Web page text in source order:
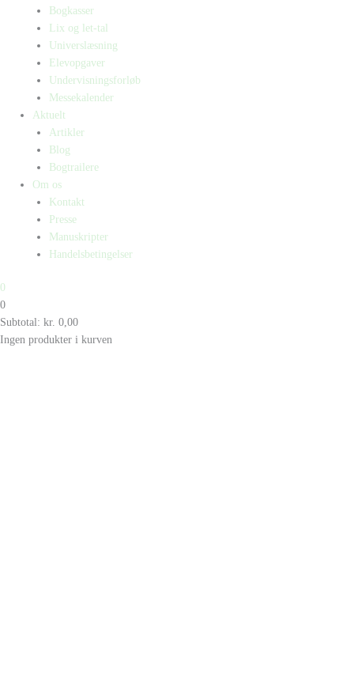
Bogkasser
Lix og let-tal
Universlæsning
Elevopgaver
Undervisningsforløb
Messekalender
Aktuelt
Artikler
Blog
Bogtrailere
Om os
Kontakt
Presse
Manuskripter
Handelsbetingelser
0
0
Subtotal: kr. 0,00
Ingen produkter i kurven